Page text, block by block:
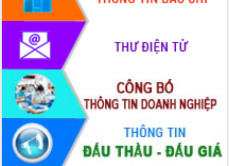
UBND tỉnh họp báo định kỳ tháng 4
Hội thảo khoa học “Giải pháp thúc đẩy
phát triển nền kinh tế xanh tại tỉnh
Đắk Lắk”
Tăng cường giám sát, đôn đốc thực
hiện nhiệm vụ quản lý tài sản công
hàng tuần
Tháo gỡ những vướng mắc, đẩy mạnh
công tác cải cách thủ tục hành chính
tại Trung tâm Phục vụ hành chính
công tỉnh
Đắk Lắk: Tôn vinh 46 giải pháp tại Hội
thi Sáng tạo Kỹ thuật 2024 - 2025